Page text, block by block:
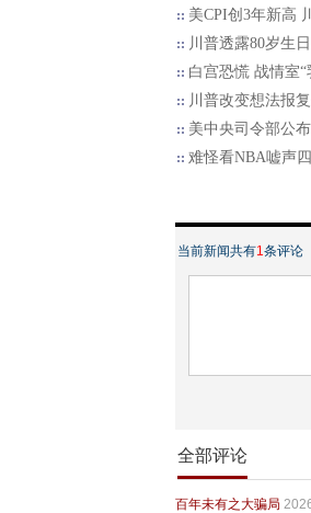
美CPI创3年新高
川普透露80岁生
白宫恐慌 战情室
川普改变想法报
美中央司令部公
难怪看NBA嘘声
当前新闻共有1条评论
全部评论
百年未有之大骗局